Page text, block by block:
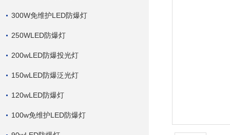
300W免维护LED防爆灯
250WLED防爆灯
200wLED防爆投光灯
150wLED防爆泛光灯
120wLED防爆灯
100w免维护LED防爆灯